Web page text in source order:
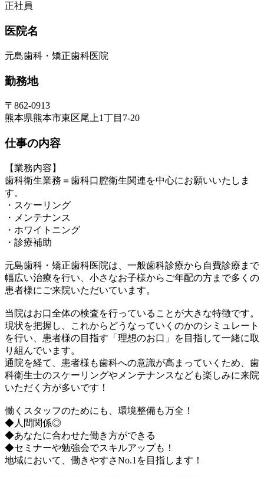
正社員
医院名
元島歯科・矯正歯科医院
勤務地
〒862-0913
熊本県熊本市東区尾上1丁目7-20
仕事の内容
【業務内容】
歯科衛生業務＝歯科口腔衛生関連を中心にお願いいたしま
す。
・スケーリング
・メンテナンス
・ホワイトニング
・診療補助
元島歯科・矯正歯科医院は、一般歯科診療から自費診療まで
幅広い治療を行い、小さなお子様からご年配の方まで多くの
患者様にご来院いただいています。
当院はお口全体の検査を行っていることが大きな特徴です。
現状を把握し、これからどうなっていくのかのシミュレート
を行い、患者様の目指す「理想のお口」を目指して一緒に取
り組んでいます。
通院を経て、患者様も歯科への意識が高まっていくため、歯
科衛生士のスケーリングやメンテナンスなども楽しみに来院
いただく方が多いです！
働くスタッフのためにも、環境整備も万全！
◆人間関係◎
◆あなたに合わせた働き方ができる
◆セミナーや勉強会でスキルアップも！
地域において、働きやすさNo.1を目指します！